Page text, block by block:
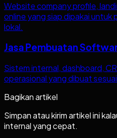
Website company profile,
online yang siap dipakai untuk
lokal.
Jasa Pembuatan
Sistem internal, dashboard,
operasional yang dibuat
Bagikan artikel
Simpan atau kirim artikel ini
internal yang cepat.